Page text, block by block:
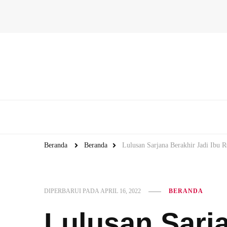
Beranda Beranda Lulusan Sarjana Berakhir Jadi Ibu
DIPERBARUI PADA APRIL 16, 2022 BERANDA